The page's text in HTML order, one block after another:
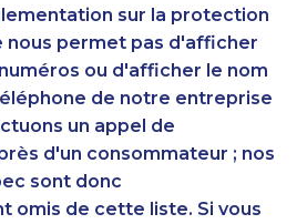
1-778-654-8284
1-866-934-3908
1-780-420-2375
1-778-401-2189
1-780-420-2395
1-905-288-1750
1-437-900-0354
1-819-201-0874
sur la protection
nous permet pas d'afficher
ou d'afficher le nom
de notre entreprise
un appel de
d'un consommateur ; nos
sont donc
omis de cette liste. Si vous